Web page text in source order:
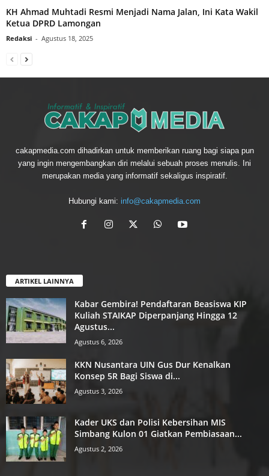
KH Ahmad Muhtadi Resmi Menjadi Nama Jalan, Ini Kata Wakil
Ketua DPRD Lamongan
Redaksi - Agustus 18, 2025
cakapmedia.com dihadirkan untuk memberikan ruang bagi siapa pun
yang ingin mengembangkan diri melalui sebuah proses menulis. Ini
merupakan media yang informatif sekaligus inspiratif.
Hubungi kami: info@cakapmedia.com
ARTIKEL LAINNYA
Kabar Gembira! Pendaftaran Beasiswa KIP
Kuliah STAIKAP Diperpanjang Hingga 12
Agustus...
Agustus 6, 2026
KKN Nusantara UIN Gus Dur Kenalkan
Konsep 5R Bagi Siswa di...
Agustus 3, 2026
Kader UKS dan Polisi Kebersihan MIS
Simbang Kulon 01 Giatkan Pembiasaan...
Agustus 2, 2026